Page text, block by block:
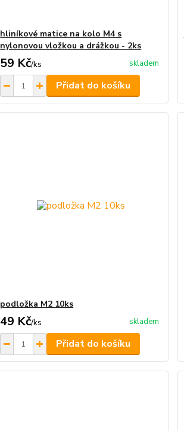
hliníkové matice na kolo M4 s
nylonovou vložkou a drážkou - 2ks
59 Kč/ks skladem
Přidat do košíku
podložka M2 10ks
49 Kč/ks skladem
Přidat do košíku